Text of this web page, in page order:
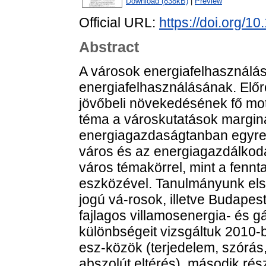
Official URL: https://doi.org/
Abstract
A városok
energiafelhasználásának.
jövőbeli növekedésének fő
téma a városkutatások
energiagazdaságtanban
város és az
város témakörrel, mint a
eszközével. Tanulmányunk
jogú vá-rosok, illetve
fajlagos villamosenergia- és
különbségeit vizsgáltuk
esz-közök (terjedelem,